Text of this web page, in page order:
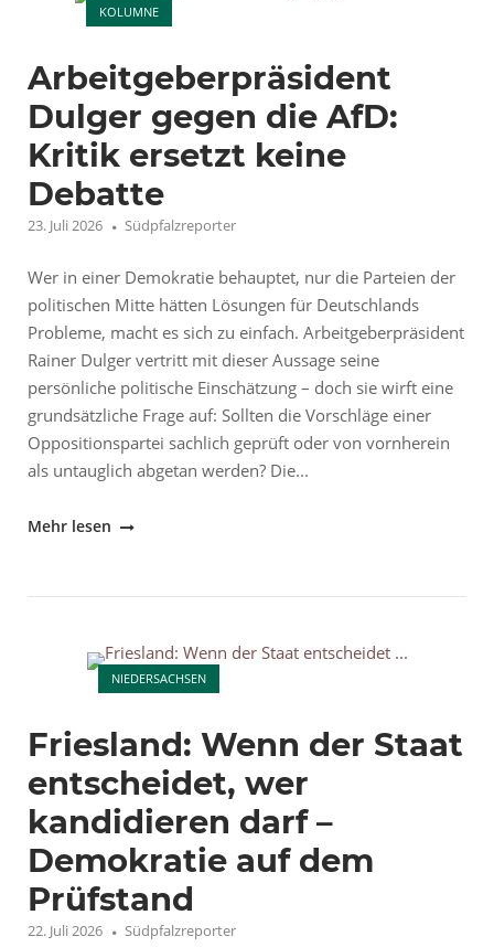
KOLUMNE
Arbeitgeberpräsident
Dulger gegen die AfD:
Kritik ersetzt keine
Debatte
23. Juli 2026 Südpfalzreporter
Wer in einer Demokratie behauptet, nur die Parteien der
politischen Mitte hätten Lösungen für Deutschlands
Probleme, macht es sich zu einfach. Arbeitgeberpräsident
Rainer Dulger vertritt mit dieser Aussage seine
persönliche politische Einschätzung – doch sie wirft eine
grundsätzliche Frage auf: Sollten die Vorschläge einer
Oppositionspartei sachlich geprüft oder von vornherein
als untauglich abgetan werden? Die...
"Arbeitgeberpräsident
Debatte"
Mehr lesen
NIEDERSACHSEN
Open post
Friesland: Wenn der Staat
entscheidet, wer
kandidieren darf –
Demokratie auf dem
Prüfstand
22. Juli 2026 Südpfalzreporter